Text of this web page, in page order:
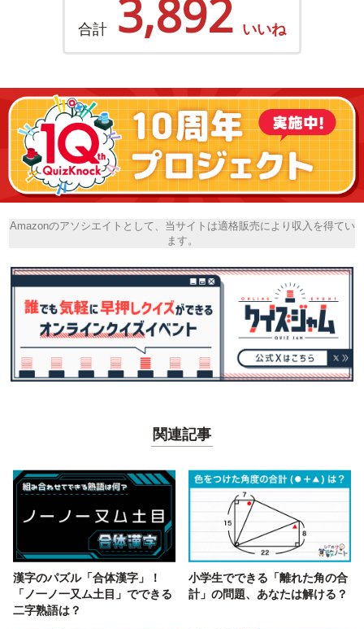
合計 3,892 いいね
Amazonのアソシエイトとして、当サイトは適格販売により収入を得てい
ます。
関連記事
漢字のパズル「合体漢字」！
「ノ一ノ一又ム土目」でできる
二字熟語は？
小学生でできる「離れた角の合
計」の問題、あなたは解ける？